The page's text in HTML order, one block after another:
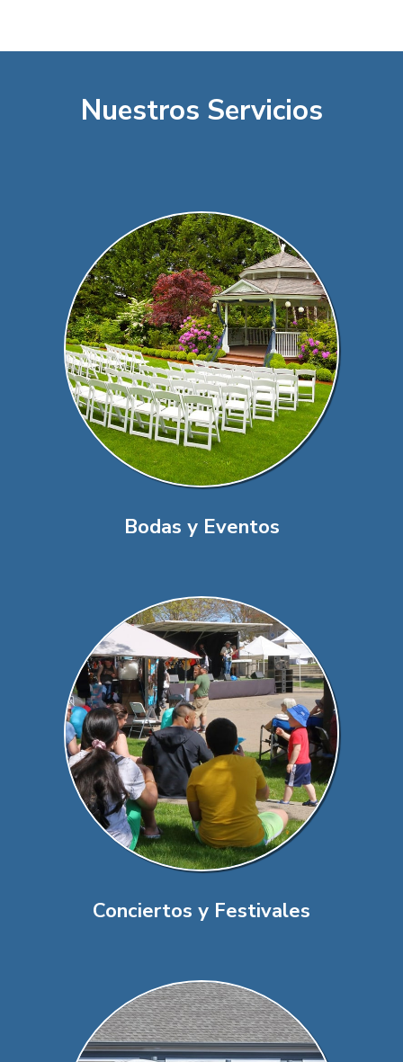
Nuestros Servicios
Bodas y Eventos
Conciertos y Festivales